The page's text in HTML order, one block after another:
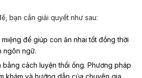
bạn cần giải quyết như sau:
để giúp con ăn nhai tốt đồng thời
ngôn ngữ.
bằng cách luyện thổi ống. Phương pháp
khám và hướng dẫn của chuyên gia